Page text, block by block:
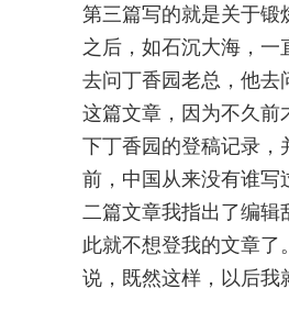
第三篇写的就是关于锻
之后，如石沉大海，
去问丁香园老总，他去
这篇文章，因为不久前
下丁香园的登稿记录，
前，中国从来没有谁写
二篇文章我指出了编
此就不想登我的文章
说，既然这样，以后我